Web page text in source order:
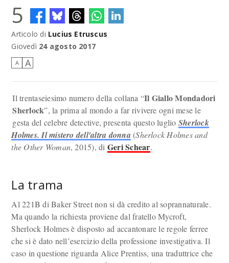
5
Articolo di Lucius Etruscus
Giovedì 24 agosto 2017
A A
Il trentaseiesimo numero della collana “Il Giallo Mondadori
Sherlock”, la prima al mondo a far rivivere ogni mese le
gesta del celebre detective, presenta questo luglio Sherlock
Holmes. Il mistero dell'altra donna (Sherlock Holmes and
the Other Woman, 2015), di Geri Schear.
La trama
Al 221B di Baker Street non si dà credito al soprannaturale.
Ma quando la richiesta proviene dal fratello Mycroft,
Sherlock Holmes è disposto ad accantonare le regole ferree
che si è dato nell’esercizio della professione investigativa. Il
caso in questione riguarda Alice Prentiss, una traduttrice che